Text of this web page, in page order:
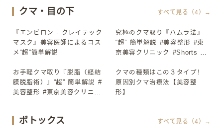
クマ・目の下 すべて見る（4）→
▶
『エンビロン - クレイテック
マスク』美容医師によるコス
メ“超”簡単解説
▶
究極のクマ取り『ハムラ法』
“超” 簡単解説 #美容整形 #東
京美容クリニック #Shorts #
ク #Shorts
▶
お手軽クマ取り『脱脂（経結
膜脱脂術）』“超” 簡単解説 #
美容整形 #東京美容クリニッ
▶
クマの種類はこの３タイプ！
原因別クマ治療法【美容整
形】
ボトックス すべて見る（4）→